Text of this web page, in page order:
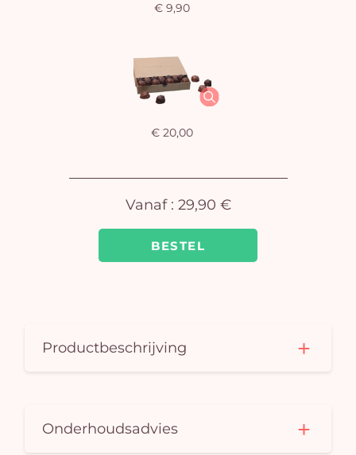
BESTEL
€ 9,90
€ 20,00
Vanaf : 29,90 €
Productbeschrijving
Onderhoudsadvies